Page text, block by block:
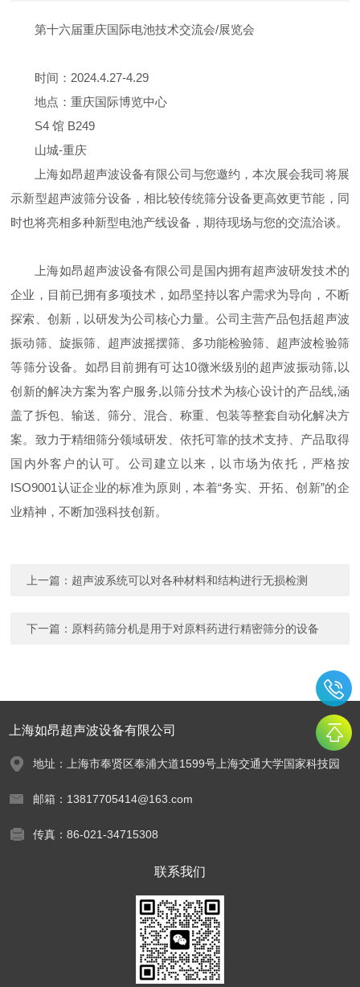
第十六届重庆国际电池技术交流会/展览会
时间：2024.4.27-4.29
地点：重庆国际博览中心
S4 馆 B249
山城-重庆
上海如昂超声波设备有限公司与您邀约，本次展会我司将展
示新型超声波筛分设备，相比较传统筛分设备更高效更节能，同
时也将亮相多种新型电池产线设备，期待现场与您的交流洽谈。
上海如昂超声波设备有限公司是国内拥有超声波研发技术的
企业，目前已拥有多项技术，如昂坚持以客户需求为导向，不断
探索、创新，以研发为公司核心力量。公司主营产品包括超声波
振动筛、旋振筛、超声波摇摆筛、多功能检验筛、超声波检验筛
等筛分设备。如昂目前拥有可达10微米级别的超声波振动筛,以
创新的解决方案为客户服务,以筛分技术为核心设计的产品线,涵
盖了拆包、输送、筛分、混合、称重、包装等整套自动化解决方
案。致力于精细筛分领域研发、依托可靠的技术支持、产品取得
国内外客户的认可。公司建立以来，以市场为依托，严格按
ISO9001认证企业的标准为原则，本着“务实、开拓、创新”的企
业精神，不断加强科技创新。
上一篇： 超声波系统可以对各种材料和结构进行无损检测
下一篇： 原料药筛分机是用于对原料药进行精密筛分的设备
上海如昂超声波设备有限公司
地址：上海市奉贤区奉浦大道1599号上海交通大学国家科技园
邮箱：13817705414@163.com
传真：86-021-34715308
联系我们